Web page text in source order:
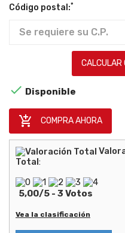
Código postal:*
CALCULAR
 Disponible
 COMPRA AHORA
Total:
5,00/5 - 3 Votos
Vea la clasificación